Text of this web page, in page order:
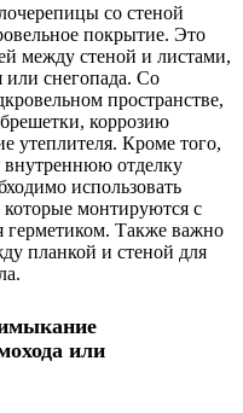
со стеной
покрытие. Это
между стеной и листами,
или снегопада. Со
пространстве,
коррозию
утеплителя. Кроме того,
отделку
использовать
монтируются с
герметиком. Также важно
планкой и стеной для
или